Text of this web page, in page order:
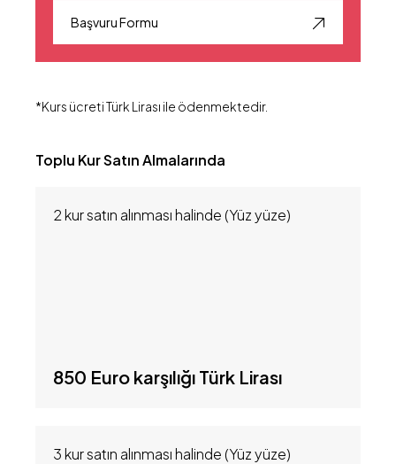
Başvuru Formu
*Kurs ücreti Türk Lirası ile ödenmektedir.
Toplu Kur Satın Almalarında
2 kur satın alınması halinde (Yüz yüze)
850 Euro karşılığı Türk Lirası
3 kur satın alınması halinde (Yüz yüze)